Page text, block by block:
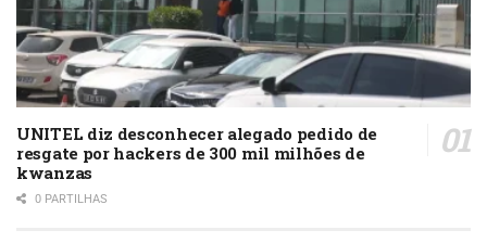
UNITEL diz desconhecer alegado pedido de
resgate por hackers de 300 mil milhões de
kwanzas
0 PARTILHAS